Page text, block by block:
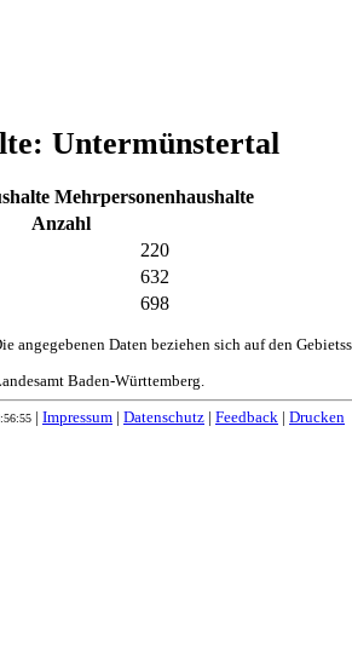
Untermünstertal
Mehrpersonenhaushalte
Anzahl
220
632
698
angegebenen Daten beziehen sich auf den
Baden-Württemberg.
Impressum Datenschutz Feedback Drucken